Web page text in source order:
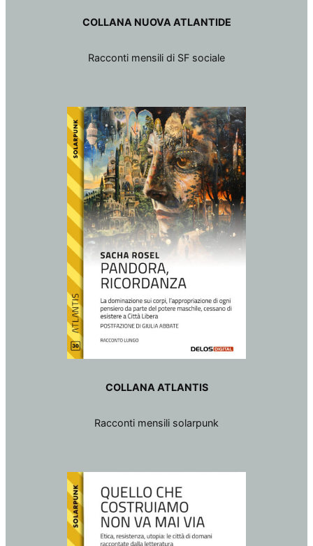
COLLANA NUOVA ATLANTIDE
Racconti mensili di SF sociale
COLLANA ATLANTIS
Racconti mensili solarpunk